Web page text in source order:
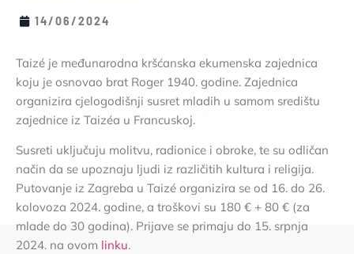
14/06/2024
Taizé je međunarodna kršćanska ekumenska zajednica
koju je osnovao brat Roger 1940. godine. Zajednica
organizira cjelogodišnji susret mladih u samom središtu
zajednice iz Taizéa u Francuskoj.
Susreti uključuju molitvu, radionice i obroke, te su odličan
način da se upoznaju ljudi iz različitih kultura i religija.
Putovanje iz Zagreba u Taizé organizira se od 16. do 26.
kolovoza 2024. godine, a troškovi su 180 € + 80 € (za
mlade do 30 godina). Prijave se primaju do 15. srpnja
2024. na ovom linku.